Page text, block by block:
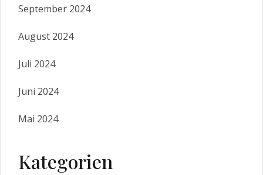
September 2024
August 2024
Juli 2024
Juni 2024
Mai 2024
Kategorien